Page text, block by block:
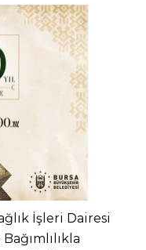
İşleri Dairesi